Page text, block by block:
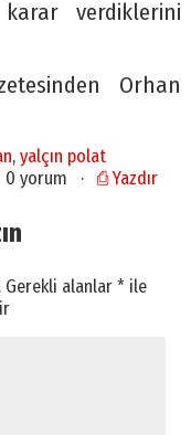
karar verdiklerini
Orhan
, yalçın polat
0 yorum · ⎙ Yazdır
Gerekli alanlar* ile